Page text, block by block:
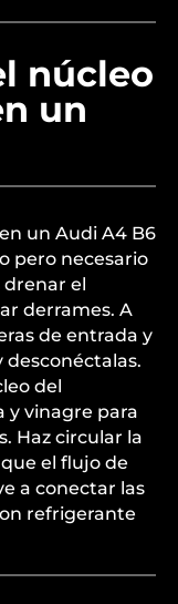
núcleo
un
un Audi A4 B6
pero necesario
drenar el
derrames. A
de entrada y
desconéctalas.
del
y vinagre para
Haz circular la
el flujo de
a conectar las
refrigerante